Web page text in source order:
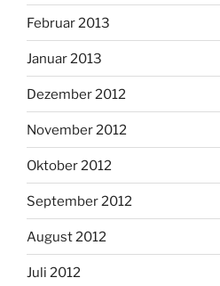
Februar 2013
Januar 2013
Dezember 2012
November 2012
Oktober 2012
September 2012
August 2012
Juli 2012